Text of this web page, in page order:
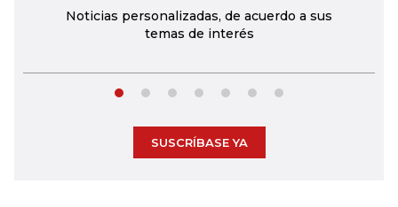
Noticias personalizadas, de acuerdo a sus
temas de interés
SUSCRÍBASE YA